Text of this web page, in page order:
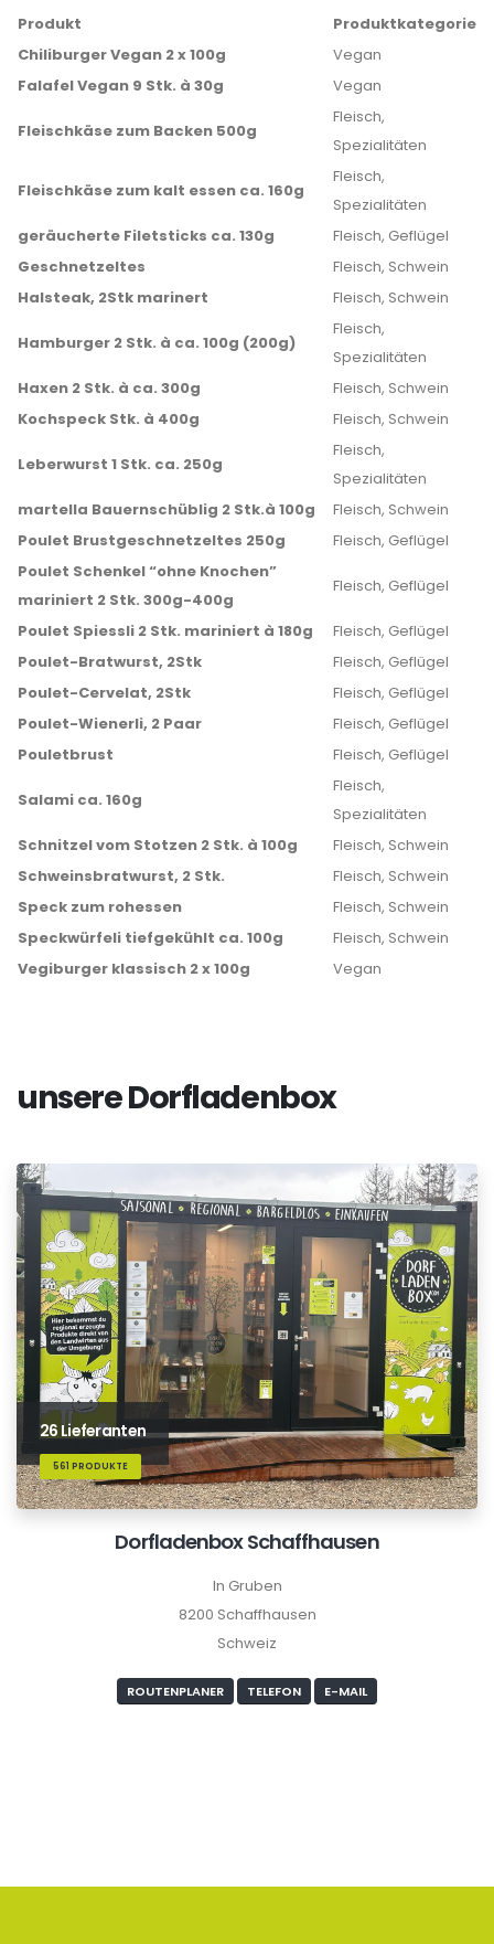
Produkt
Produktkategorie
Chiliburger Vegan 2 x 100g
Vegan
Falafel Vegan 9 Stk. à 30g
Vegan
Fleischkäse zum Backen 500g
Fleisch,
Spezialitäten
Fleischkäse zum kalt essen ca. 160g
Fleisch,
Spezialitäten
geräucherte Filetsticks ca. 130g
Fleisch, Geflügel
Geschnetzeltes
Fleisch, Schwein
Halsteak, 2Stk marinert
Fleisch, Schwein
Hamburger 2 Stk. à ca. 100g (200g)
Fleisch,
Spezialitäten
Haxen 2 Stk. à ca. 300g
Fleisch, Schwein
Kochspeck Stk. à 400g
Fleisch, Schwein
Leberwurst 1 Stk. ca. 250g
Fleisch,
Spezialitäten
martella Bauernschüblig 2 Stk.à 100g
Fleisch, Schwein
Poulet Brustgeschnetzeltes 250g
Fleisch, Geflügel
Poulet Schenkel “ohne Knochen”
mariniert 2 Stk. 300g-400g
Fleisch, Geflügel
Poulet Spiessli 2 Stk. mariniert à 180g
Fleisch, Geflügel
Poulet-Bratwurst, 2Stk
Fleisch, Geflügel
Poulet-Cervelat, 2Stk
Fleisch, Geflügel
Poulet-Wienerli, 2 Paar
Fleisch, Geflügel
Pouletbrust
Fleisch, Geflügel
Salami ca. 160g
Fleisch,
Spezialitäten
Schnitzel vom Stotzen 2 Stk. à 100g
Fleisch, Schwein
Schweinsbratwurst, 2 Stk.
Fleisch, Schwein
Speck zum rohessen
Fleisch, Schwein
Speckwürfeli tiefgekühlt ca. 100g
Fleisch, Schwein
Vegiburger klassisch 2 x 100g
Vegan
unsere Dorfladenbox
26 Lieferanten
561 PRODUKTE
Dorfladenbox Schaffhausen
In Gruben
8200 Schaffhausen
Schweiz
ROUTENPLANER TELEFON E-MAIL